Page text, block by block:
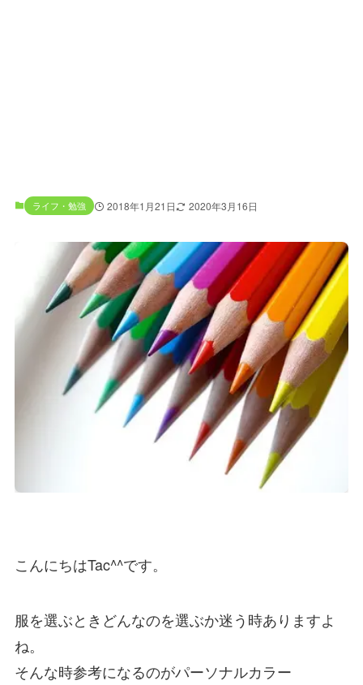
ライフ・勉強 2018年1月21日 2020年3月16日
こんにちはTac^^です。
服を選ぶときどんなのを選ぶか迷う時ありますよ
ね。
そんな時参考になるのがパーソナルカラー